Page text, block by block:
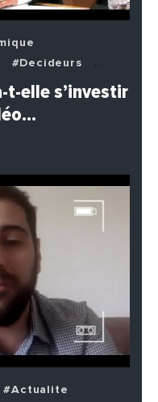
#Decideurs
#Economie
t-elle s’investir
#Actualite